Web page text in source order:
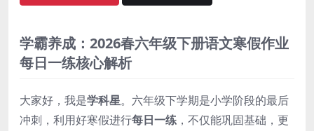
学霸养成：2026春六年级下册语文寒假作业
每日一练核心解析
大家好，我是学科星。六年级下学期是小学阶段的最后
冲刺，利用好寒假进行每日一练 ，不仅能巩固基础，更